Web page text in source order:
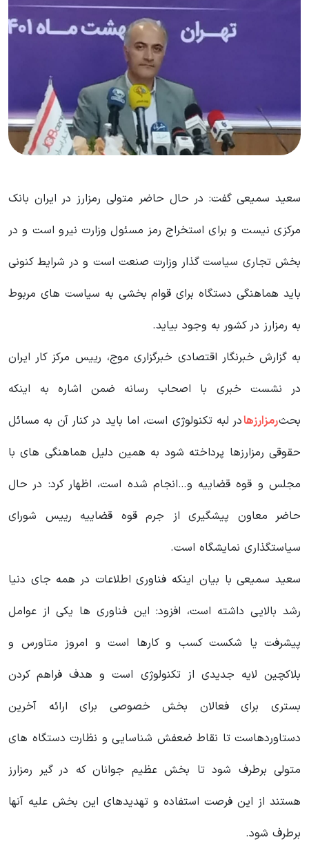
سعید سمیعی گفت: در حال حاضر متولی رمزارز در ایران بانک
مرکزی نیست و برای استخراج رمز مسئول وزارت نیرو است و در
بخش تجاری سیاست گذار وزارت صنعت است و در شرایط کنونی
باید هماهنگی دستگاه برای قوام بخشی به سیاست های مربوط
به رمزارز در کشور به وجود بیاید.
به گزارش خبرنگار اقتصادی خبرگزاری موج، رییس مرکز کار ایران
در نشست خبری با اصحاب رسانه ضمن اشاره به اینکه
بحثرمزارزهادر لبه تکنولوژی است، اما باید در کنار آن به مسائل
حقوقی رمزارزها پرداخته شود به همین دلیل هماهنگی های با
مجلس و قوه قضاییه و…انجام شده است، اظهار کرد: در حال
حاضر معاون پیشگیری از جرم قوه قضاییه رییس شورای
سیاستگذاری نمایشگاه است.
سعید سمیعی با بیان اینکه فناوری اطلاعات در همه جای دنیا
رشد بالایی داشته است، افزود: این فناوری ها یکی از عوامل
پیشرفت یا شکست کسب و کارها است و امروز متاورس و
بلاکچین لایه جدیدی از تکنولوژی است و هدف فراهم کردن
بستری برای فعالان بخش خصوصی برای ارائه آخرین
دستاوردهاست تا نقاط ضعفش شناسایی و نظارت دستگاه های
متولی برطرف شود تا بخش عظیم جوانان که در گیر رمزارز
هستند از این فرصت استفاده و تهدیدهای این بخش علیه آنها
برطرف شود.